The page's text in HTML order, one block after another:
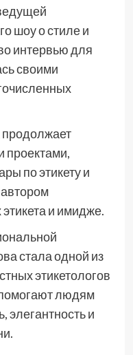
шоу о стиле и
интервью для
своими
проектами,
по этикету и
этикета и имидже.
стала одной из
этикетологов
людям
элегантность и